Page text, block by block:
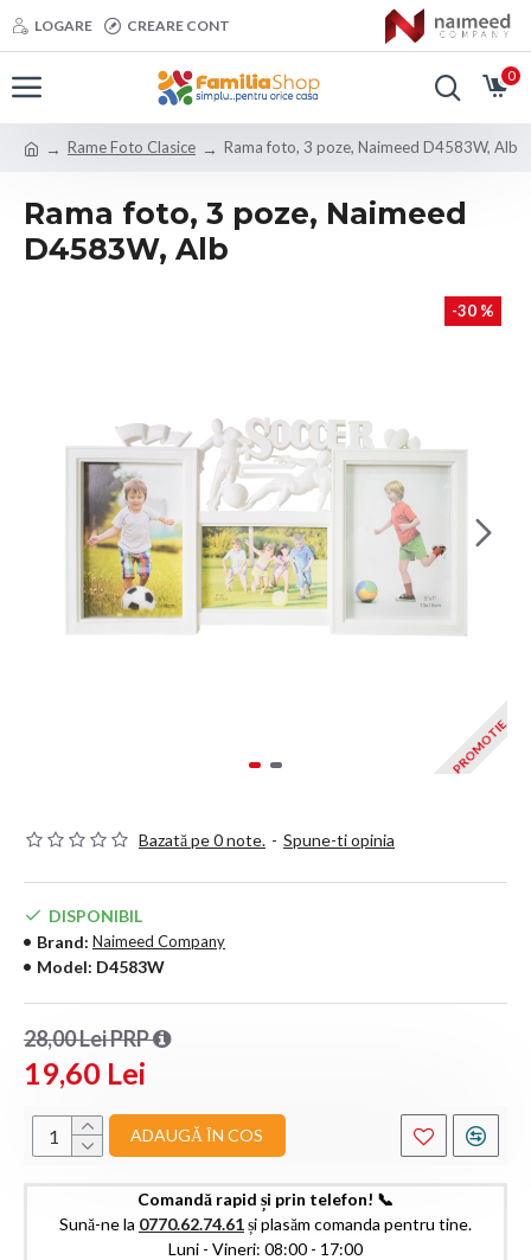
LOGARE CREARE CONT
0
Rame Foto Clasice Rama foto, 3 poze, Naimeed D4583W, Alb
Rama foto, 3 poze, Naimeed
D4583W, Alb
PROMOTIE
-30 %
Bazată pe 0 note. - Spune-ti opinia
19,60 Lei
28,00 Lei PRP
DISPONIBIL
Brand: Naimeed Company
Model: D4583W
ADAUGĂ ÎN COS
Comandă rapid și prin telefon! 📞
Sună-ne la 0770.62.74.61și plasăm comanda pentru tine.
Luni - Vineri: 08:00 - 17:00